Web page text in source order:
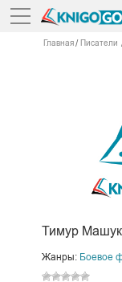
Главная Писатели
Тимур
Жанры: Боевое